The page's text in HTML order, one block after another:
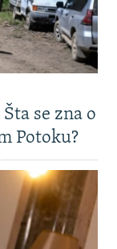
se zna o
Potoku?